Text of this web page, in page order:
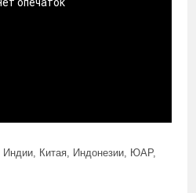
Индии, Китая, Индонезии, ЮАР,